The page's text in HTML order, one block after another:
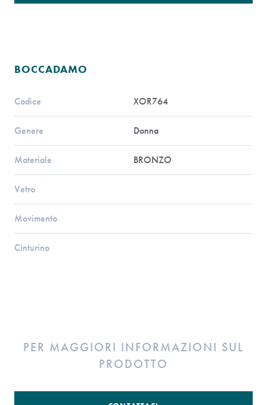
BOCCADAMO
Codice XOR764
Genere Donna
Materiale BRONZO
Vetro
Movimento
Cinturino
PER MAGGIORI INFORMAZIONI SUL
PRODOTTO